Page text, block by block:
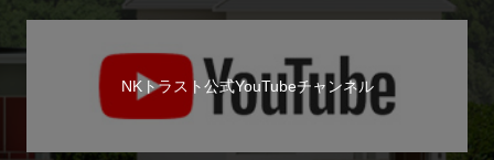
NKトラスト公式YouTubeチャンネル